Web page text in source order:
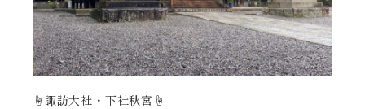
☝️諏訪大社・下社秋宮☝️